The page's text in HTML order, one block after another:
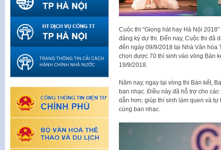
Cuộc thi “Giọng hát hay Hà Nội
đăng ký dự thi. Đến nay, Cuộc thi đã
đến ngày 09/9/2018 tại Nhà Văn hóa
chọn được 70 thí sinh vào vòng Bán
19/9/2018.
Năm nay, ngay tại vòng thi Bán kết,
ban nhạc. Điều này đã hỗ trợ cho
dẫn hơn; giúp thí sinh làm quen và
cùng ban nhạc.